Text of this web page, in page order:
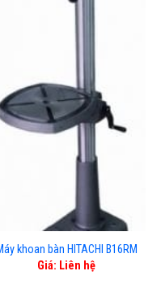
khoan bàn HITACHI B16RM
Giá: Liên hệ